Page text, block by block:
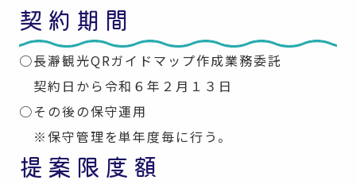
契約期間
○長瀞観光QRガイドマップ作成業務委託
契約日から令和６年２月１３日
○その後の保守運用
※保守管理を単年度毎に行う。
提案限度額